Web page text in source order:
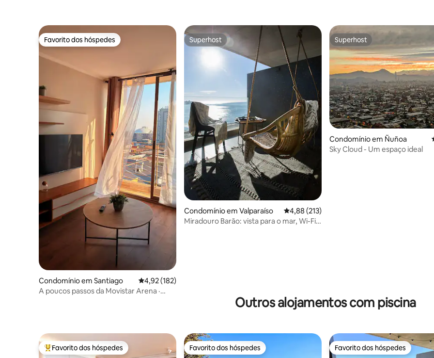
Favorito dos hóspedes
Favorito dos hóspedes
Condomínio em Santiago Classificação média de 4,92 em 5 estrelas, 182avaliações
4,92 (182)
A poucos passos da Movistar Arena ·
Superhost
Superhost
Condomínio em Valparaíso Classificação média de 4,88 em 5 estrelas,
4,88 (213)
Miradouro Barão: vista para o mar, Wi-Fi e
Superhost
Superhost
Condomínio em Ñuñoa
Sky Cloud - Um espaço ideal
Outros alojamentos com piscina
Favoritos dos hóspedes mais apreciados
Favorito dos hóspedes Favorito dos hóspedes
Favorito dos hóspedes Favorito dos hóspedes
Favorito dos hóspedes